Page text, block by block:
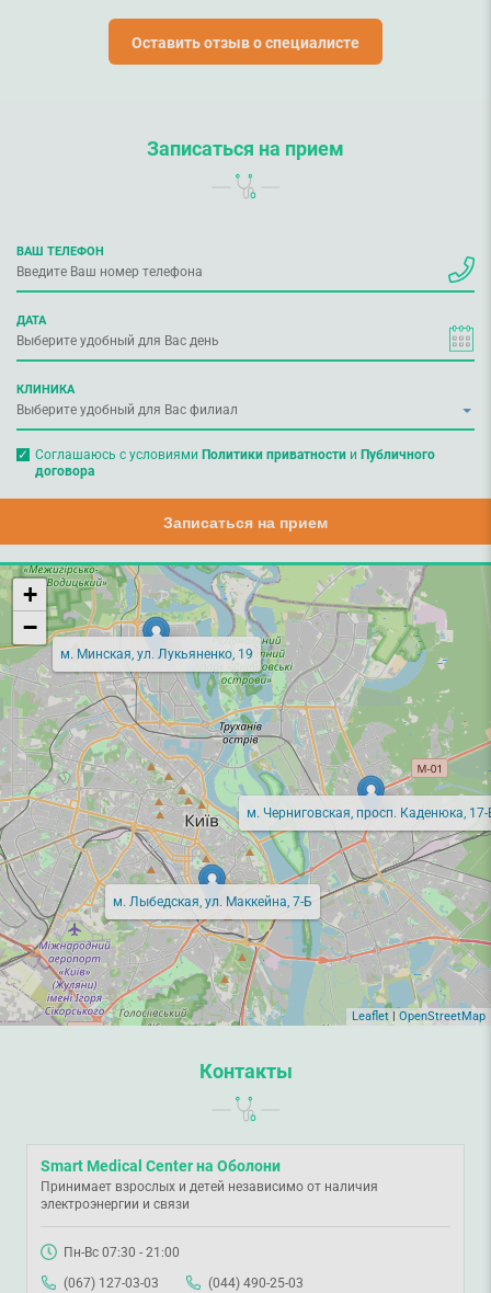
Оставить отзыв о специалисте
Записаться на прием
ВАШ ТЕЛЕФОН
ДАТА
КЛИНИКА
Соглашаюсь с условиями Политики приватностии Публичного
договора
Записаться на прием
м. Минская, ул. Лукьяненко, 19
м. Лыбедская, ул. Маккейна, 7-Б
м. Черниговская, просп. Каденюка, 17-
+
−
Leaflet| OpenStreetMap
Контакты
Smart Medical Center на Оболони
Принимает взрослых и детей независимо от наличия
электроэнергии и связи
Пн-Вс 07:30 - 21:00
(067) 127-03-03
(044) 490-25-03